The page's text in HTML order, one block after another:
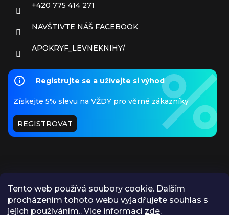
Tento web používá soubory cookie. Dalším
procházením tohoto webu vyjadřujete souhlas s
jejich používáním.. Více informací zde.
+420 775 414 271
NAVŠTIVTE NÁŠ FACEBOOK
APOKRYF_LEVNEKNIHY/
Registrujte se a užívejte si výhod
Získejte 5% slevu na VŽDY pro věrné zákazníky
REGISTROVAT
PŘIJÍMÁME ONLINE PLATBY